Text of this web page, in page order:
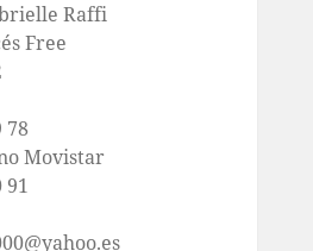
Raffi
Free
78
Movistar
91